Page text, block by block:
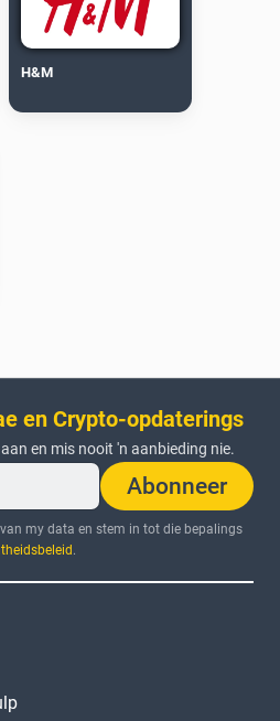
H&M
en Crypto-opdaterings
en mis nooit 'n aanbieding nie.
Abonneer
my data en stem in tot die bepalings
.